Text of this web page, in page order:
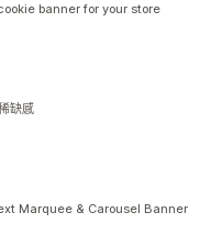
banner for your store
缺感
Marquee & Carousel Banner